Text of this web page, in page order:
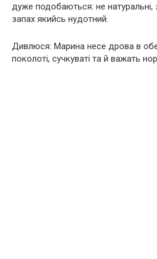
дуже подобаються: не натуральні,
запах якийсь нудотний.
Дивлюся: Марина несе дрова в
поколоті, сучкуваті та й важать